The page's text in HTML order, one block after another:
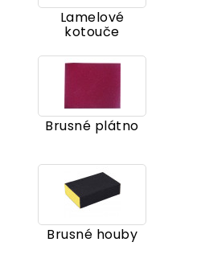
Lamelové
kotouče
Brusné plátno
Brusné houby